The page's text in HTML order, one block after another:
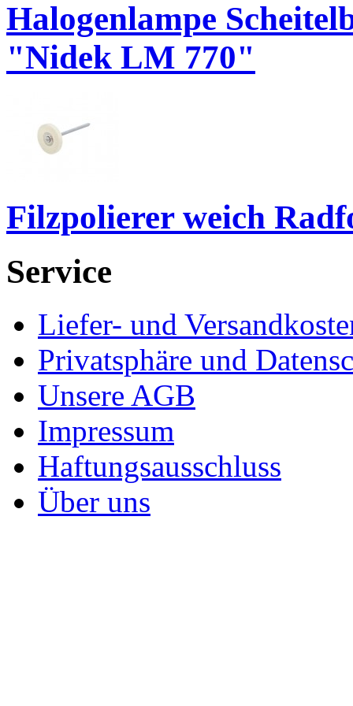
Halogenlampe
"Nidek LM 770"
Filzpolierer weich
Service
Liefer- und
Privatsphäre und
Unsere AGB
Impressum
Haftungsausschluss
Über uns